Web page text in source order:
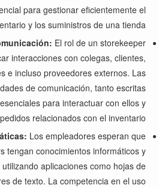
para gestionar eficientemente el
y los suministros de una tienda.
El rol de un storekeeper
interacciones con colegas, clientes,
e incluso proveedores externos. Las
de comunicación, tanto escritas
para interactuar con ellos y
relacionados con el inventario.
Los empleadores esperan que
tengan conocimientos informáticos y
aplicaciones como hojas de
de texto. La competencia en el uso